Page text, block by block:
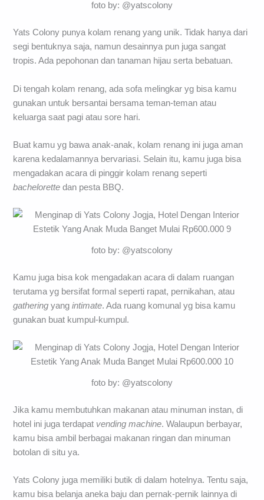
foto by: @yatscolony
Yats Colony punya kolam renang yang unik. Tidak hanya dari
segi bentuknya saja, namun desainnya pun juga sangat
tropis. Ada pepohonan dan tanaman hijau serta bebatuan.
Di tengah kolam renang, ada sofa melingkar yg bisa kamu
gunakan untuk bersantai bersama teman-teman atau
keluarga saat pagi atau sore hari.
Buat kamu yg bawa anak-anak, kolam renang ini juga aman
karena kedalamannya bervariasi. Selain itu, kamu juga bisa
mengadakan acara di pinggir kolam renang seperti
bachelorette dan pesta BBQ.
foto by: @yatscolony
Kamu juga bisa kok mengadakan acara di dalam ruangan
terutama yg bersifat formal seperti rapat, pernikahan, atau
gathering yangintimate. Ada ruang komunal yg bisa kamu
gunakan buat kumpul-kumpul.
foto by: @yatscolony
Jika kamu membutuhkan makanan atau minuman instan, di
hotel ini juga terdapat vending machine. Walaupun berbayar,
kamu bisa ambil berbagai makanan ringan dan minuman
botolan di situ ya.
Yats Colony juga memiliki butik di dalam hotelnya. Tentu saja,
kamu bisa belanja aneka baju dan pernak-pernik lainnya di